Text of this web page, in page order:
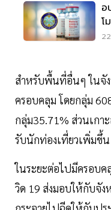
อ
โ
สำหรับพื้นที่อื่นๆ ในจั
ครอบคลุม โดยกลุ่ม
กลุ่ม35.71% ส่วนเก
รับนักท่องเที่ยวเพิ่มขึ้น
ในระยะต่อไปมีครอบ
วิด 19 ส่งมอบให้กับจั